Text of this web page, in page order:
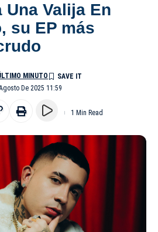
Una Valija En
su EP más
De 2025 11:59
MINUTO
1 Min Read